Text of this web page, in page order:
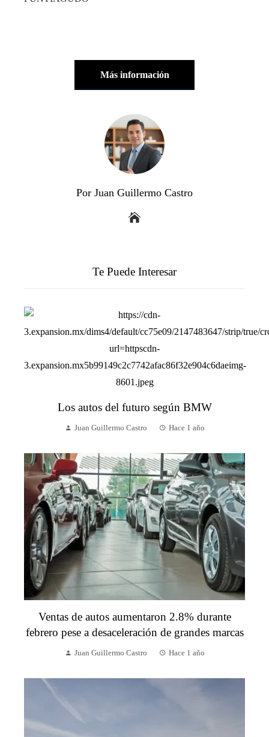
Más información
Por Juan Guillermo Castro
Te Puede Interesar
Los autos del futuro según BMW
Juan Guillermo Castro Hace 1 año
Ventas de autos aumentaron 2.8% durante
febrero pese a desaceleración de grandes marcas
Juan Guillermo Castro Hace 1 año